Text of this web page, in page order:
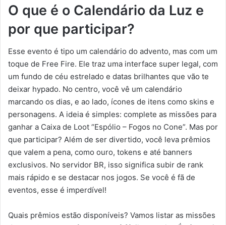
O que é o Calendário da Luz e
por que participar?
Esse evento é tipo um calendário do advento, mas com um
toque de Free Fire. Ele traz uma interface super legal, com
um fundo de céu estrelado e datas brilhantes que vão te
deixar hypado. No centro, você vê um calendário
marcando os dias, e ao lado, ícones de itens como skins e
personagens. A ideia é simples: complete as missões para
ganhar a Caixa de Loot “Espólio – Fogos no Cone”. Mas por
que participar? Além de ser divertido, você leva prêmios
que valem a pena, como ouro, tokens e até banners
exclusivos. No servidor BR, isso significa subir de rank
mais rápido e se destacar nos jogos. Se você é fã de
eventos, esse é imperdível!
Quais prêmios estão disponíveis? Vamos listar as missões